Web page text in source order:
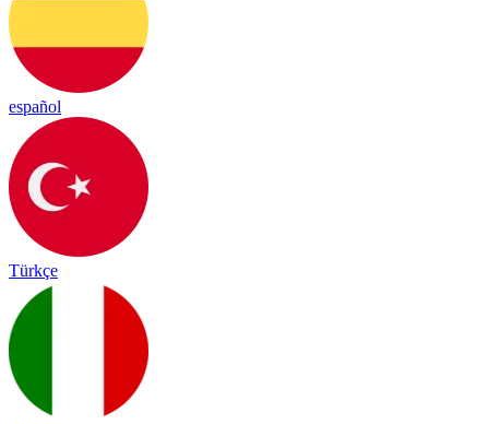
español
Türkçe